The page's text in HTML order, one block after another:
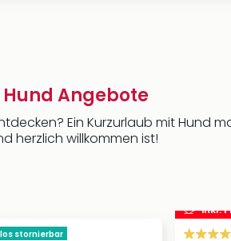
Angebote
Ein Kurzurlaub mit Hund
herzlich willkommen ist!
stornierbar
inkl.